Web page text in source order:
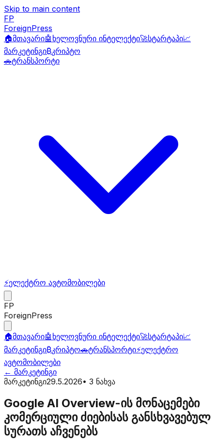
Skip to main content
FP
ForeignPress
🏠მთავარი🤖 ხელოვნური ინტელექტი🚀სტარტაპი📈
მარკეტინგი₿კრიპტო
🚗ტრანსპორტი
⚡ელექტრო ავტომობილები
FP
ForeignPress
🏠მთავარი🤖 ხელოვნური ინტელექტი🚀სტარტაპი📈
მარკეტინგი₿კრიპტო🚗ტრანსპორტი⚡ელექტრო
ავტომობილები
← მარკეტინგი
მარკეტინგი29.5.2026• 3 ნახვა
Google AI Overview-ის მონაცემები
კომერციული ძიებისას განსხვავებულ
სურათს აჩვენებს